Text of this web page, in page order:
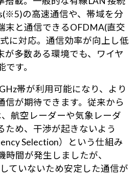
の高速通信や、帯域を分
末と通信できるOFDMA(直交
に対応。通信効率が向上し低
が多数ある環境でも、ワイヤ
す。
帯が利用可能になり、より
信が期待できます。従来から
航空レーダーや気象レーダ
ため、干渉が起きないよう
Selection）という仕組み
時間が発生しましたが、
ていないため安定した通信が